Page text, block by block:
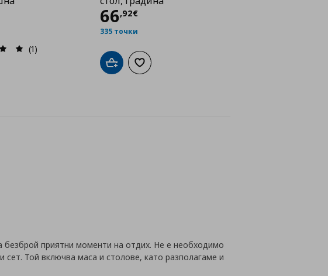
(1)
към списъка с любими
66,92€
Цена
335 точки
Добави в кошницата
Добави към списъка с любими
безброй приятни моменти на отдих. Не е необходимо
Той включва маса и столове, като разполагаме и